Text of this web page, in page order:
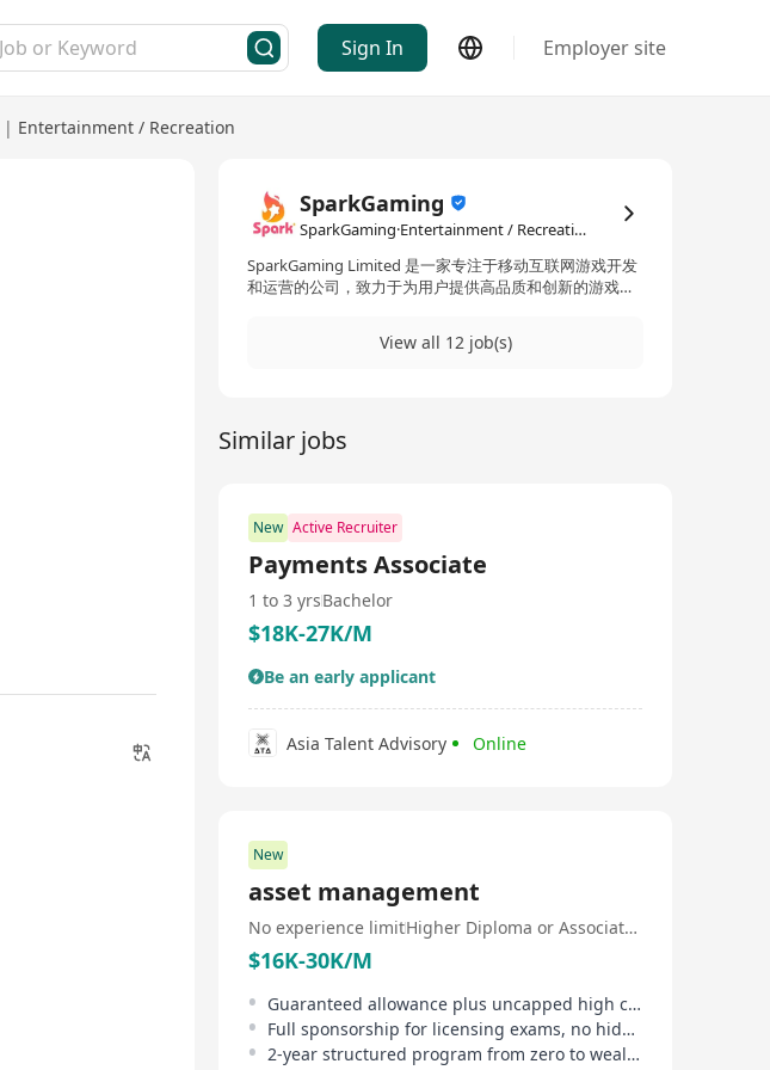
Sign In Employer site
| Entertainment / Recreation
SparkGaming
SparkGaming·Entertainment / Recreation
SparkGaming Limited 是一家专注于移动互联网游戏开发
和运营的公司，致力于为用户提供高品质和创新的游戏体
联动的策略，提升游戏的用户覆盖率和市场影响力。 技术
为，优化游戏设计和营销策略。 企业文化： - 团队合作：
倡导开放、创新和高效的团队合作精神，激励员工发挥创
意，推动公司持续发展。 - 用户至上：坚持以用户需求为
度。 市场影响： SparkGaming Limited凭借高质量的游戏
产品和卓越的运营能力，赢得了广大玩家的喜积极开拓海
品推向全球。
View all 12 job(s)
Similar jobs
New Active Recruiter
Payments Associate
1 to 3 yrsBachelor
$18K-27K/M
Be an early applicant
Asia Talent Advisory Online
New
asset management
No experience limit Higher Diploma or Associate Degree
$16K-30K/M
Guaranteed allowance plus uncapped high commission
Full sponsorship for licensing exams, no hidden costs
2-year structured program from zero to wealth manager